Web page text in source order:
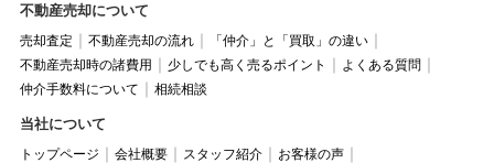
不動産売却について
売却査定 不動産売却の流れ
「仲介」と「買取」の違い
不動産売却時の諸費用
少しでも高く売るポイント
よくある質問
仲介手数料について
相続相談
当社について
トップページ 会社概要 スタッフ紹介
お客様の声